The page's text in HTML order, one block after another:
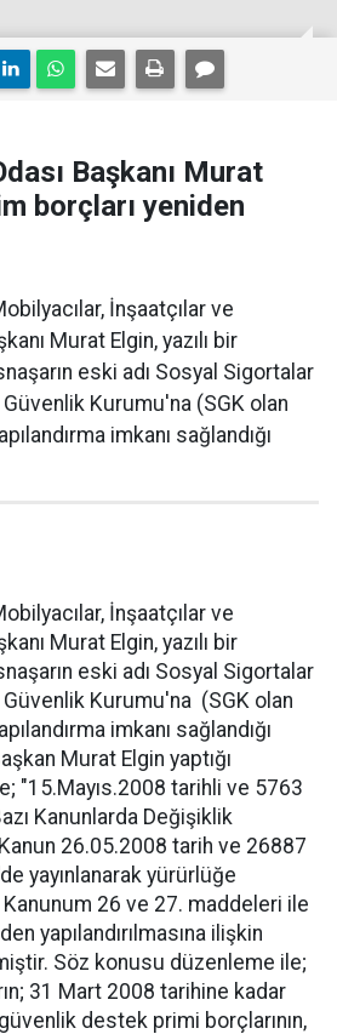
Başkanı Murat
borçları yeniden
İnşaatçılar ve
Murat Elgin, yazılı bir
eski adı Sosyal Sigortalar
Kurumu'na (SGK olan
imkanı sağlandığı
İnşaatçılar ve
Murat Elgin, yazılı bir
eski adı Sosyal Sigortalar
Kurumu'na (SGK olan
imkanı sağlandığı
Murat Elgin yaptığı
"15.Mayıs.2008 tarihli ve 5763
Kanunlarda Değişiklik
Kanun 26.05.2008 tarih ve 26887
yayınlanarak yürürlüğe
Kanunum 26 ve 27. maddeleri ile
yapılandırılmasına ilişkin
Söz konusu düzenleme ile;
31 Mart 2008 tarihine kadar
destek primi borçlarının,